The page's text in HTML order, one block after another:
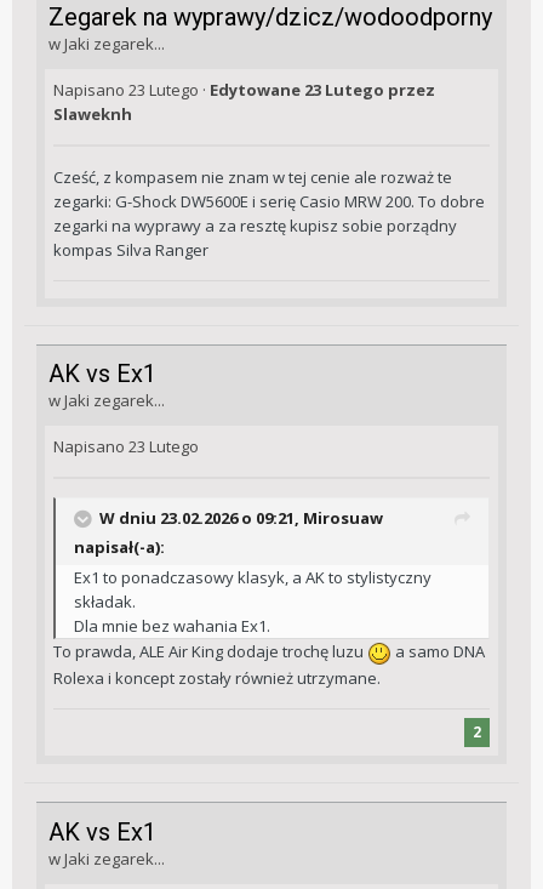
Zegarek na wyprawy/dzicz/wodoodporny
w Jaki zegarek...
Napisano 23 Lutego · Edytowane 23 Lutego przez
Slaweknh
Cześć, z kompasem nie znam w tej cenie ale rozważ te
zegarki: G-Shock DW5600E i serię Casio MRW 200. To dobre
zegarki na wyprawy a za resztę kupisz sobie porządny
kompas Silva Ranger
AK vs Ex1
w Jaki zegarek...
Napisano 23 Lutego
W dniu 23.02.2026 o 09:21, Mirosuaw
napisał(-a):
Ex1 to ponadczasowy klasyk, a AK to stylistyczny
składak.
Dla mnie bez wahania Ex1.
To prawda, ALE Air King dodaje trochę luzu
a samo DNA
Rolexa i koncept zostały również utrzymane.
2
AK vs Ex1
w Jaki zegarek...